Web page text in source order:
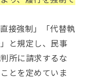
接強制」「代替執
と規定し、民事
所に請求するな
とを定めていま